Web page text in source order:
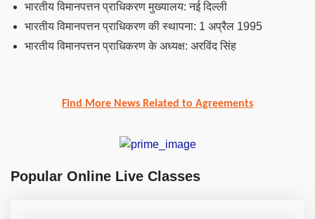
भारतीय विमानपत्तन प्राधिकरण मुख्यालय: नई दिल्ली
भारतीय विमानपत्तन प्राधिकरण की स्थापना: 1 अप्रैल 1995
भारतीय विमानपत्तन प्राधिकरण के अध्यक्ष: अरविंद सिंह
Find More News Related to Agreements
Popular Online Live Classes